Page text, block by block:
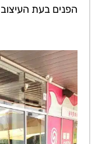
הפנים בעת